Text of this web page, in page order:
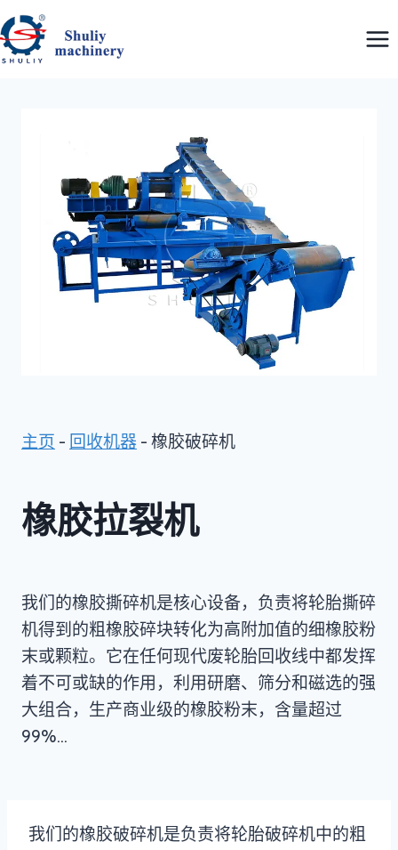
跳
到
内
主页 - 回收机器 - 橡胶破碎机
橡胶拉裂机
我们的橡胶撕碎机是核心设备，负责将轮胎撕碎
机得到的粗橡胶碎块转化为高附加值的细橡胶粉
末或颗粒。它在任何现代废轮胎回收线中都发挥
着不可或缺的作用，利用研磨、筛分和磁选的强
大组合，生产商业级的橡胶粉末，含量超过
99%…
我们的橡胶破碎机是负责将轮胎破碎机中的粗